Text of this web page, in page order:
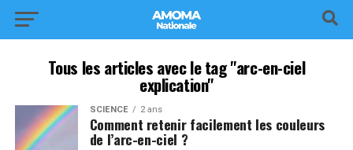
Tous les articles avec le tag "arc-en-ciel
explication"
SCIENCE 2 ans
Comment retenir facilement les couleurs
de l’arc-en-ciel ?